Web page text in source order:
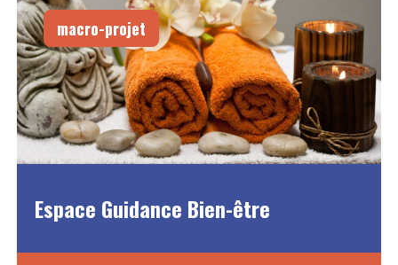
macro-projet
Espace Guidance Bien-être